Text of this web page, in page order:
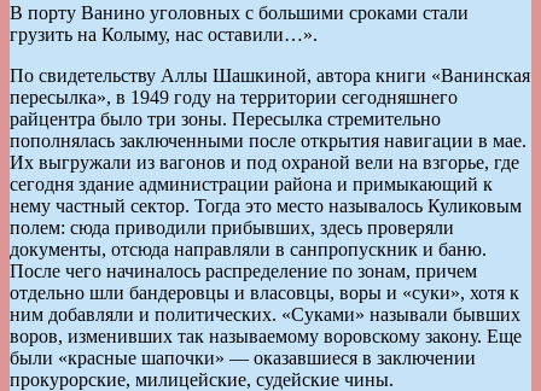
В порту Ванино уголовных с большими сроками стали
грузить на Колыму, нас оставили…».
По свидетельству Аллы Шашкиной, автора книги «Ванинская
пересылка», в 1949 году на территории сегодняшнего
райцентра было три зоны. Пересылка стремительно
пополнялась заключенными после открытия навигации в мае.
Их выгружали из вагонов и под охраной вели на взгорье, где
сегодня здание администрации района и примыкающий к
нему частный сектор. Тогда это место называлось Куликовым
полем: сюда приводили прибывших, здесь проверяли
документы, отсюда направляли в санпропускник и баню.
После чего начиналось распределение по зонам, причем
отдельно шли бандеровцы и власовцы, воры и «суки», хотя к
ним добавляли и политических. «Суками» называли бывших
воров, изменивших так называемому воровскому закону. Еще
были «красные шапочки» — оказавшиеся в заключении
прокурорские, милицейские, судейские чины.